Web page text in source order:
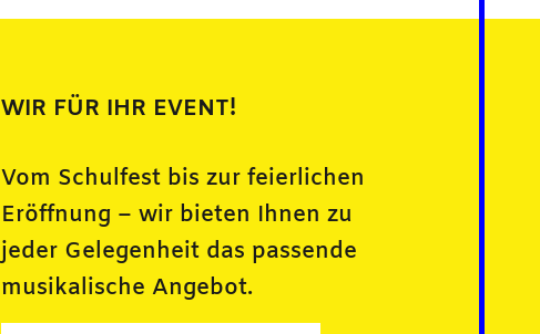
WIR FÜR IHR EVENT!
Vom Schulfest bis zur feierlichen
Eröffnung – wir bieten Ihnen zu
jeder Gelegenheit das passende
musikalische Angebot.